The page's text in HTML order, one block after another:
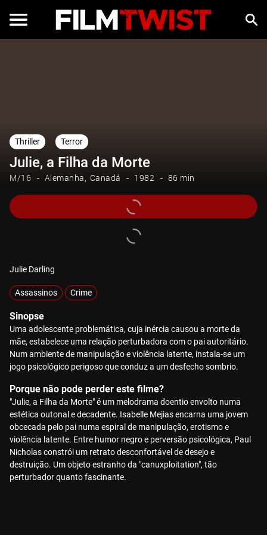
Thriller Terror
Julie, a Filha da Morte
M/16 Alemanha Canadá 1982 86 min
Julie Darling
Assassinos Crime
Sinopse
Uma adolescente problemática, cuja inércia causou a morte da
mãe, estabelece uma relação perturbadora com o pai autoritário.
Num ambiente de manipulação e violência latente, instala-se um
jogo psicológico perigoso que conduz a um desfecho sombrio.
Porque não pode perder este filme?
"Julie, a Filha da Morte" é um melodrama doentio envolto numa
estética outonal e decadente. Isabelle Mejias encarna uma jovem
obcecada pelo pai numa espiral de manipulação, erotismo e
violência latente. Entre humor negro e perversão psicológica, Paul
Nicholas constrói um retrato desconfortável de desejo e
destruição. Um objeto estranho da "canuxploitation", tão
perturbador quanto fascinante.